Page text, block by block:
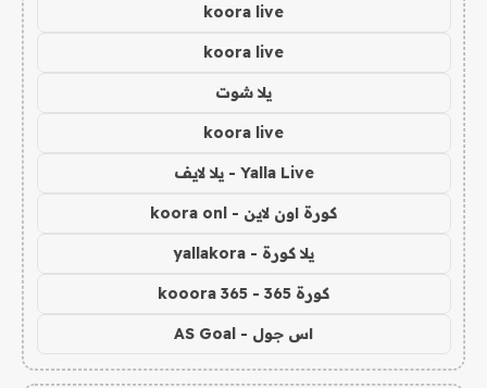
koora live
koora live
يلا شوت
koora live
Yalla Live - يلا لايف
كورة اون لاين - koora onl
يلا كورة - yallakora
كورة 365 - kooora 365
اس جول - AS Goal